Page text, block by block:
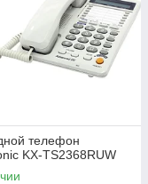
телефон
KX-TS2368RUW